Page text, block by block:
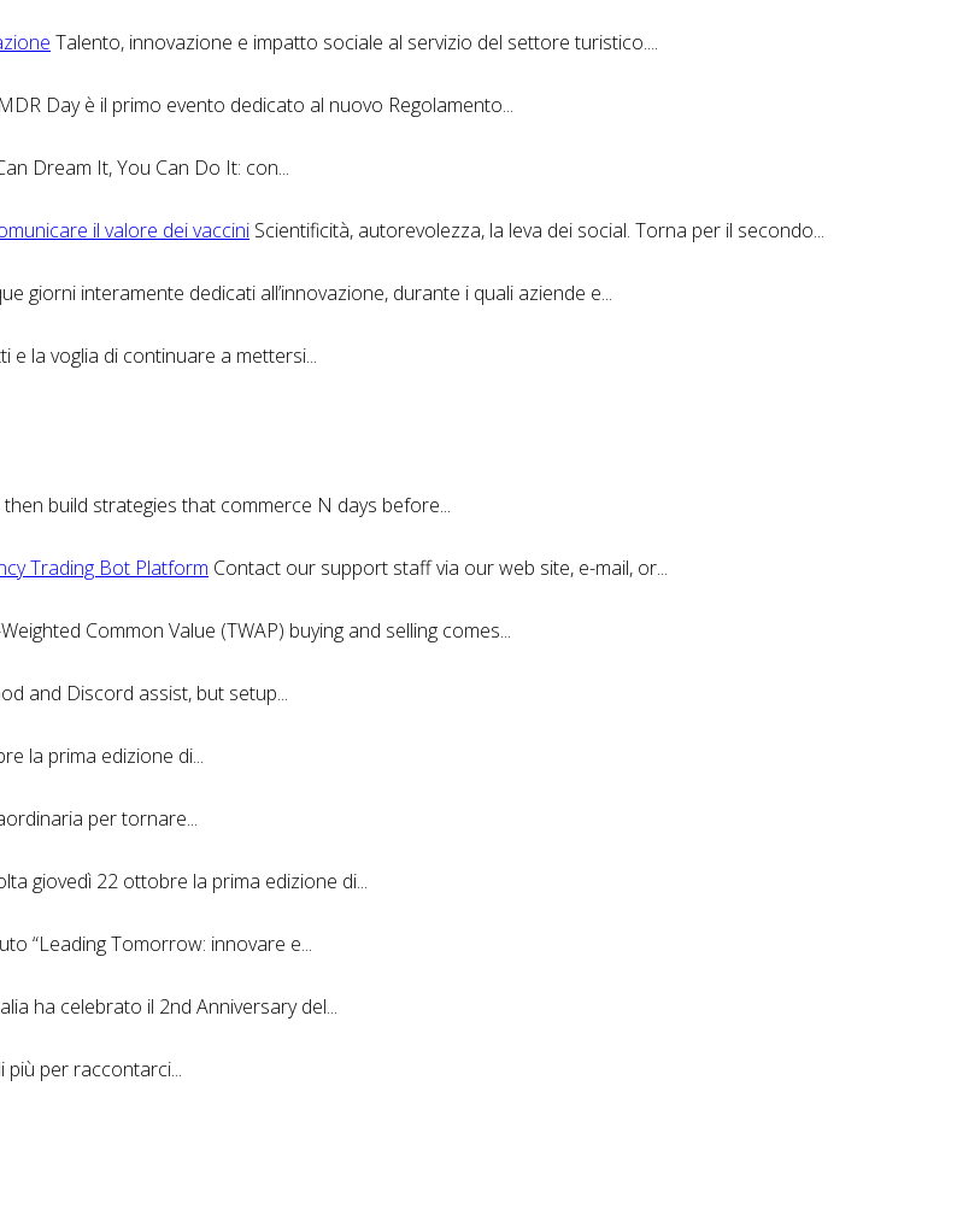
Talento, innovazione e impatto sociale al servizio del settore turistico....
MDR Day è il primo evento dedicato al nuovo Regolamento...
Dream It, You Can Do It: con...
il valore dei vaccini Scientificità, autorevolezza, la leva dei social. Torna per il secondo...
giorni interamente dedicati all’innovazione, durante i quali aziende e...
e la voglia di continuare a mettersi...
build strategies that commerce N days before...
Trading Bot Platform Contact our support staff via our web site, e-mail, or...
Common Value (TWAP) buying and selling comes...
and Discord assist, but setup...
la prima edizione di...
per tornare...
giovedì 22 ottobre la prima edizione di...
“Leading Tomorrow: innovare e...
ha celebrato il 2nd Anniversary del...
più per raccontarci...